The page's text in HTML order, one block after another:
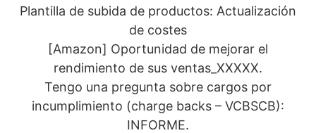
Plantilla de subida de productos: Actualización
de costes
[Amazon] Oportunidad de mejorar el
rendimiento de sus ventas_XXXXX.
Tengo una pregunta sobre cargos por
incumplimiento (charge backs – VCBSCB):
INFORME.